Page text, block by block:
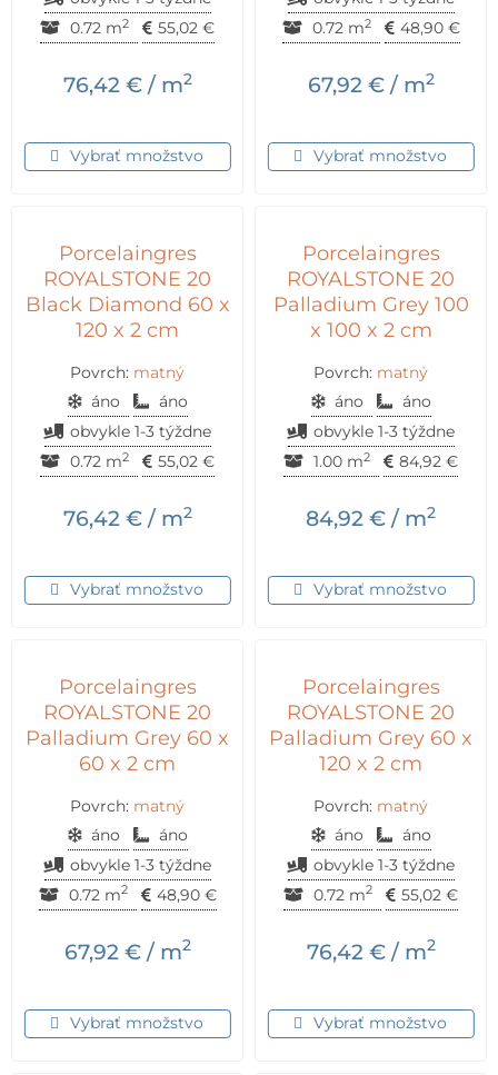
0.72 m2 55,02 €
76,42 €/ m2
Vybrať množstvo
0.72 m2 48,90 €
67,92 €/ m2
Vybrať množstvo
Porcelaingres
ROYALSTONE 20
Black Diamond 60 x
120 x 2 cm
Povrch: matný
áno
áno
obvykle 1-3 týždne
0.72 m2 55,02 €
76,42 €/ m2
Vybrať množstvo
Porcelaingres
ROYALSTONE 20
Palladium Grey 100
x 100 x 2 cm
Povrch: matný
áno
áno
obvykle 1-3 týždne
1.00 m2 84,92 €
84,92 € / m2
Vybrať množstvo
Porcelaingres
ROYALSTONE 20
Palladium Grey 60 x
60 x 2 cm
Povrch: matný
áno
áno
obvykle 1-3 týždne
0.72 m2 48,90 €
67,92 €/ m2
Vybrať množstvo
Porcelaingres
ROYALSTONE 20
Palladium Grey 60 x
120 x 2 cm
Povrch: matný
áno
áno
obvykle 1-3 týždne
0.72 m2 55,02 €
76,42 €/ m2
Vybrať množstvo